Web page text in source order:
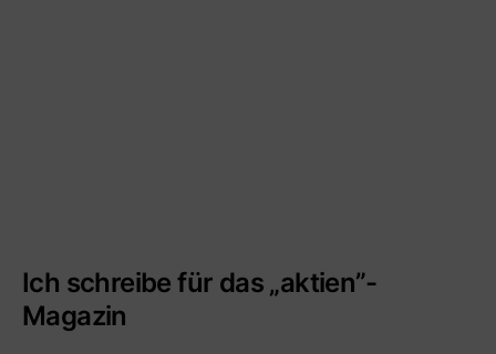
Ich schreibe für das „aktien”-
Magazin